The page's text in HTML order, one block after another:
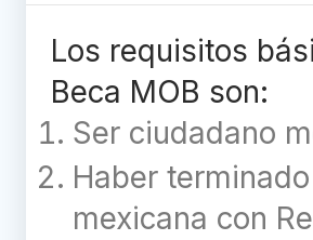
Los requisitos
Beca MOB son:
Ser ciudadano
Haber
mexicana con